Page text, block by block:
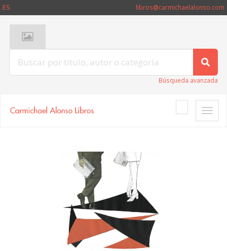
ES libros@carmichaelalonso.com
Búsqueda avanzada
Toggle